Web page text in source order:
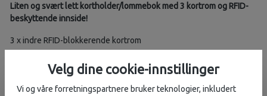
Liten og svært lett kortholder/lommebok med 3 kortrom og RFID-
beskyttende innside!
3 x indre RFID-blokkerende kortrom
1 x ytre "tæppeklart" kortrom (uten RFID-beskyttelse)
Plass til sedler, kontanter
Velg dine cookie-innstillinger
Vi og våre forretningspartnere bruker teknologier, inkludert